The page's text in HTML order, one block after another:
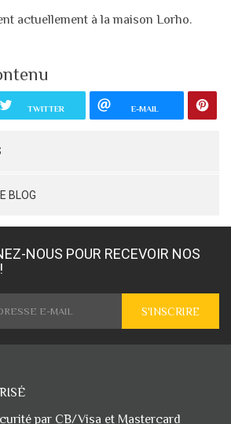
actuellement à la maison Lorho.
TWITTER E-MAIL
BLOG
NOUS POUR RECEVOIR NOS
S'INSCRIRE
par CB/Visa et Mastercard